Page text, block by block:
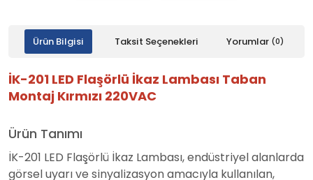
Ürün Bilgisi Taksit Seçenekleri Yorumlar (0)
İK-201 LED Flaşörlü İkaz Lambası Taban
Montaj Kırmızı 220VAC
Ürün Tanımı
İK-201 LED Flaşörlü İkaz Lambası, endüstriyel alanlarda
görsel uyarı ve sinyalizasyon amacıyla kullanılan,